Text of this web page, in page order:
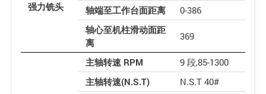
强力铣头
轴端至工作台面距离
0-386
轴心至机柱滑动面距
离
369
主轴转速 RPM
9 段,85-1300
主轴转速(N.S.T)
N.S.T 40#